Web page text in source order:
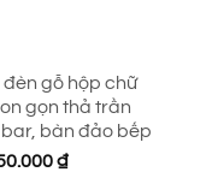
đèn gỗ hộp chữ
gọn thả trần
bàn đảo bếp
₫Giá